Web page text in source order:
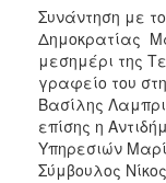
ΤΟΠΟΣ
ΠΟΛΙΤΙΣΜΟΣ
ΑΝΘΕΚΤΙΚΗ
ΠΟΛΗ
Συνάντηση με
Δημοκρατίας
μεσημέρι της
γραφείο του
Βασίλης
επίσης η
Υπηρεσιών
Σύμβουλος